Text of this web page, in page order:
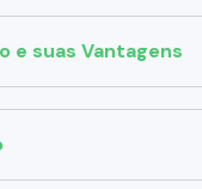
e suas Vantagens